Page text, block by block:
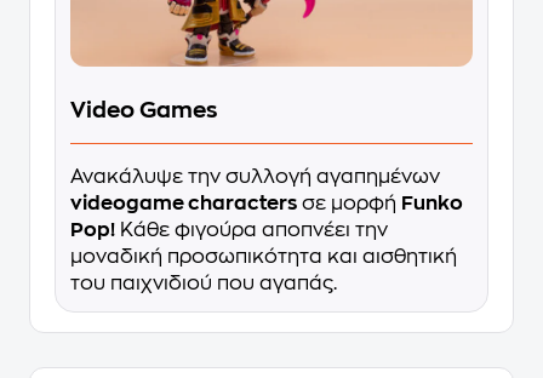
Video Games
Ανακάλυψε την συλλογή αγαπημένων
videogame characters σε μορφή Funko
Pop! Κάθε φιγούρα αποπνέει την
μοναδική προσωπικότητα και αισθητική
του παιχνιδιού που αγαπάς.